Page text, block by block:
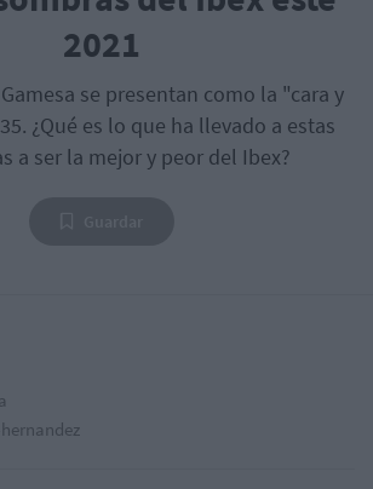
2021
se presentan como la "cara y
¿Qué es lo que ha llevado a estas
a ser la mejor y peor del Ibex?